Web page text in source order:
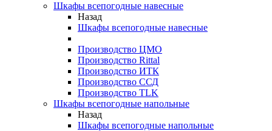
Шкафы всепогодные навесные
Назад
Шкафы всепогодные навесные
Производство ЦМО
Производство Rittal
Производство ИТК
Производство ССД
Производство TLK
Шкафы всепогодные напольные
Назад
Шкафы всепогодные напольные